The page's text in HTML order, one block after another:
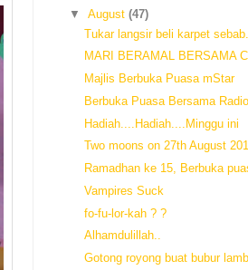
▼ August (47)
Tukar langsir beli karpet
MARI BERAMAL BERSAMA
Majlis Berbuka Puasa mStar
Berbuka Puasa Bersama
Hadiah....Hadiah....Minggu ini
Two moons on 27th August
Ramadhan ke 15, Berbuka
Vampires Suck
fo-fu-lor-kah ? ?
Alhamdulillah..
Gotong royong buat bubur